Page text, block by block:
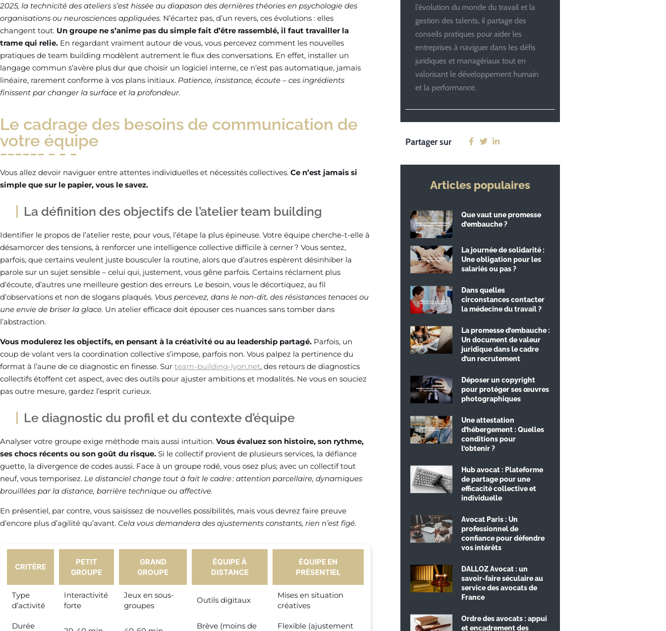
2025, la technicité des ateliers s’est hissée au diapason des dernières théories en psychologie des
organisations ou neurosciences appliquées. N’écartez pas, d’un revers, ces évolutions : elles
changent tout. Un groupe ne s’anime pas du simple fait d’être rassemblé, il faut travailler la
trame qui relie. En regardant vraiment autour de vous, vous percevez comment les nouvelles
pratiques de team building modèlent autrement le flux des conversations. En effet, installer un
langage commun s’avère plus dur que choisir un logiciel interne, ce n’est pas automatique, jamais
linéaire, rarement conforme à vos plans initiaux. Patience, insistance, écoute – ces ingrédients
finissent par changer la surface et la profondeur.
Le cadrage des besoins de communication de
votre équipe
Vous allez devoir naviguer entre attentes individuelles et nécessités collectives. Ce n’est jamais si
simple que sur le papier, vous le savez.
La définition des objectifs de l’atelier team building
Identifier le propos de l’atelier reste, pour vous, l’étape la plus épineuse. Votre équipe cherche-t-elle à
désamorcer des tensions, à renforcer une intelligence collective difficile à cerner ? Vous sentez,
parfois, que certains veulent juste bousculer la routine, alors que d’autres espèrent désinhiber la
parole sur un sujet sensible – celui qui, justement, vous gêne parfois. Certains réclament plus
d’écoute, d’autres une meilleure gestion des erreurs. Le besoin, vous le décortiquez, au fil
d’observations et non de slogans plaqués. Vous percevez, dans le non-dit, des résistances tenaces ou
une envie de briser la glace. Un atelier efficace doit épouser ces nuances sans tomber dans
l’abstraction.
Vous modulerez les objectifs, en pensant à la créativité ou au leadership partagé. Parfois, un
coup de volant vers la coordination collective s’impose, parfois non. Vous palpez la pertinence du
format à l’aune de ce diagnostic en finesse. Sur team-building-lyon.net, des retours de diagnostics
collectifs étoffent cet aspect, avec des outils pour ajuster ambitions et modalités. Ne vous en souciez
pas outre mesure, gardez l’esprit curieux.
Le diagnostic du profil et du contexte d’équipe
Analyser votre groupe exige méthode mais aussi intuition. Vous évaluez son histoire, son rythme,
ses chocs récents ou son goût du risque. Si le collectif provient de plusieurs services, la défiance
guette, la divergence de codes aussi. Face à un groupe rodé, vous osez plus; avec un collectif tout
neuf, vous temporisez. Le distanciel change tout à fait le cadre : attention parcellaire, dynamiques
brouillées par la distance, barrière technique ou affective.
En présentiel, par contre, vous saisissez de nouvelles possibilités, mais vous devrez faire preuve
d’encore plus d’agilité qu’avant. Cela vous demandera des ajustements constants, rien n’est figé.
CRITÈRE
PETIT
GROUPE
GRAND
GROUPE
ÉQUIPE À
DISTANCE
ÉQUIPE EN
PRÉSENTIEL
Type
d’activité
Interactivité
forte
Jeux en sous-
groupes
Outils digitaux
Mises en situation
créatives
Durée
Brève (moins de
Flexible (ajustement
l’évolution du monde du travail et la
gestion des talents, il partage des
conseils pratiques pour aider les
entreprises à naviguer dans les défis
juridiques et managériaux tout en
valorisant le développement humain
et la performance.
Partager sur
Articles populaires
Que vaut une promesse
d’embauche ?
La journée de solidarité :
Une obligation pour les
salariés ou pas ?
Dans quelles
circonstances contacter
la médecine du travail ?
La promesse d’embauche :
Un document de valeur
juridique dans le cadre
d’un recrutement
Déposer un copyright
pour protéger ses œuvres
photographiques
Une attestation
d’hébergement : Quelles
conditions pour
l’obtenir ?
Hub avocat : Plateforme
de partage pour une
efficacité collective et
individuelle
Avocat Paris : Un
professionnel de
confiance pour défendre
vos intérêts
DALLOZ Avocat : un
savoir-faire séculaire au
service des avocats de
France
Ordre des avocats : appui
et encadrement des